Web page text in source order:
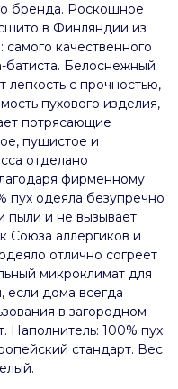
бренда. Роскошное
в Финляндии из
качественного
батиста. Белоснежный
легкость с прочностью,
пухового изделия,
потрясающие
пушистое и
отделано
фирменному
пух одеяла безупречно
пыли и не вызывает
Союза аллергиков и
отлично согреет
микроклимат для
если дома всегда
в загородном
Наполнитель: 100% пух
стандарт. Вес